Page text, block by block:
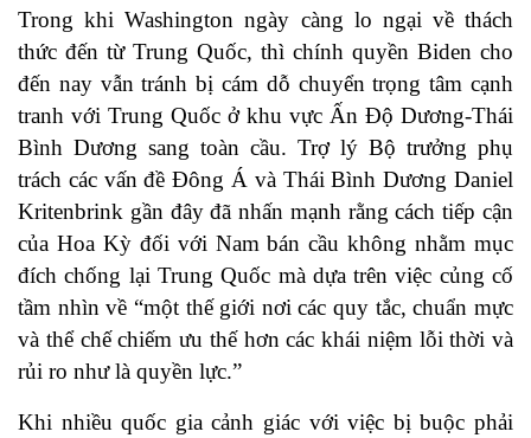
Trong khi Washington ngày càng lo ngại về thách
thức đến từ Trung Quốc, thì chính quyền Biden cho
đến nay vẫn tránh bị cám dỗ chuyển trọng tâm cạnh
tranh với Trung Quốc ở khu vực Ấn Độ Dương-Thái
Bình Dương sang toàn cầu. Trợ lý Bộ trưởng phụ
trách các vấn đề Đông Á và Thái Bình Dương Daniel
Kritenbrink gần đây đã nhấn mạnhrằng cách tiếp cận
của Hoa Kỳ đối với Nam bán cầu không nhằm mục
đích chống lại Trung Quốc mà dựa trên việc củng cố
tầm nhìn về “một thế giới nơi các quy tắc, chuẩn mực
và thể chế chiếm ưu thế hơn các khái niệm lỗi thời và
rủi ro như là quyền lực.”
​Khi nhiều quốc gia cảnh giác với việc bị buộc phải